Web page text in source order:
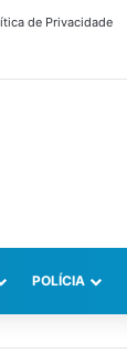
de Privacidade
POLÍCIA